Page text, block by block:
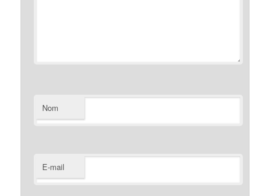
Nom
E-mail